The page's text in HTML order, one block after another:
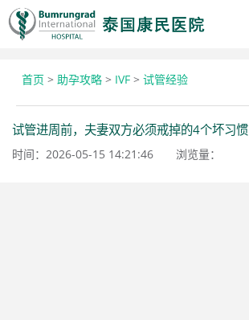
首页 > 助孕攻略 > IVF > 试管经验
试管进周前，夫妻双方必须戒掉的4个坏习惯
时间：2026-05-15 14:21:46 浏览量：